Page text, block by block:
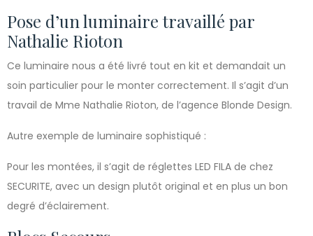
Pose d’un luminaire travaillé par
Nathalie Rioton
Ce luminaire nous a été livré tout en kit et demandait un
soin particulier pour le monter correctement. Il s’agit d’un
travail de Mme Nathalie Rioton, de l’agence Blonde Design.
Autre exemple de luminaire sophistiqué :
Pour les montées, il s’agit de réglettes LED FILA de chez
SECURITE, avec un design plutôt original et en plus un bon
degré d’éclairement.